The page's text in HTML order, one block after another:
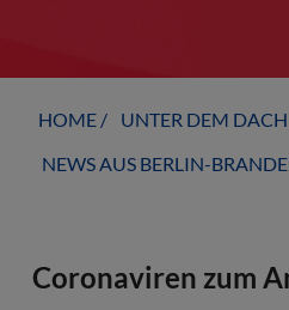
HOME UNTER DEM DACH
NEWS AUS BERLIN-
Coronaviren zum